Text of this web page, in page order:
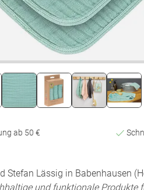
ab 50 €
Stefan Lässig in Babenhausen
und funktionale Produkte